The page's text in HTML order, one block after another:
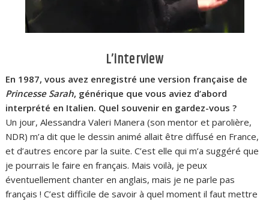
L’interview
En 1987, vous avez enregistré une version française de
Princesse Sarah, générique que vous aviez d’abord
interprété en Italien. Quel souvenir en gardez-vous ?
Un jour, Alessandra Valeri Manera (son mentor et parolière,
NDR) m’a dit que le dessin animé allait être diffusé en France,
et d’autres encore par la suite. C’est elle qui m’a suggéré que
je pourrais le faire en français. Mais voilà, je peux
éventuellement chanter en anglais, mais je ne parle pas
français ! C’est difficile de savoir à quel moment il faut mettre